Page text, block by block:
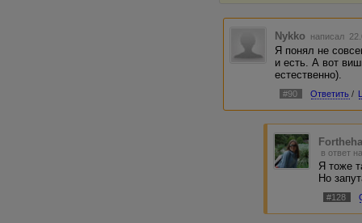
Nykko написал
Я понял не
и есть. А вот
естественно).
#90 Ответить /
в ответ
Я тоже
Но
#128